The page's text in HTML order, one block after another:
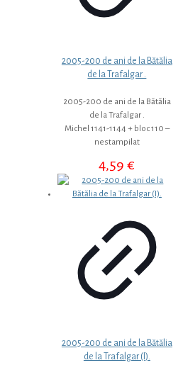
2005-200 de ani de la Bătălia
de la Trafalgar .
2005-200 de ani de la Bătălia
de la Trafalgar .
Michel 1141-1144 + bloc 110 –
nestampilat
4,59€
2005-200 de ani de la Bătălia
de la Trafalgar (I).